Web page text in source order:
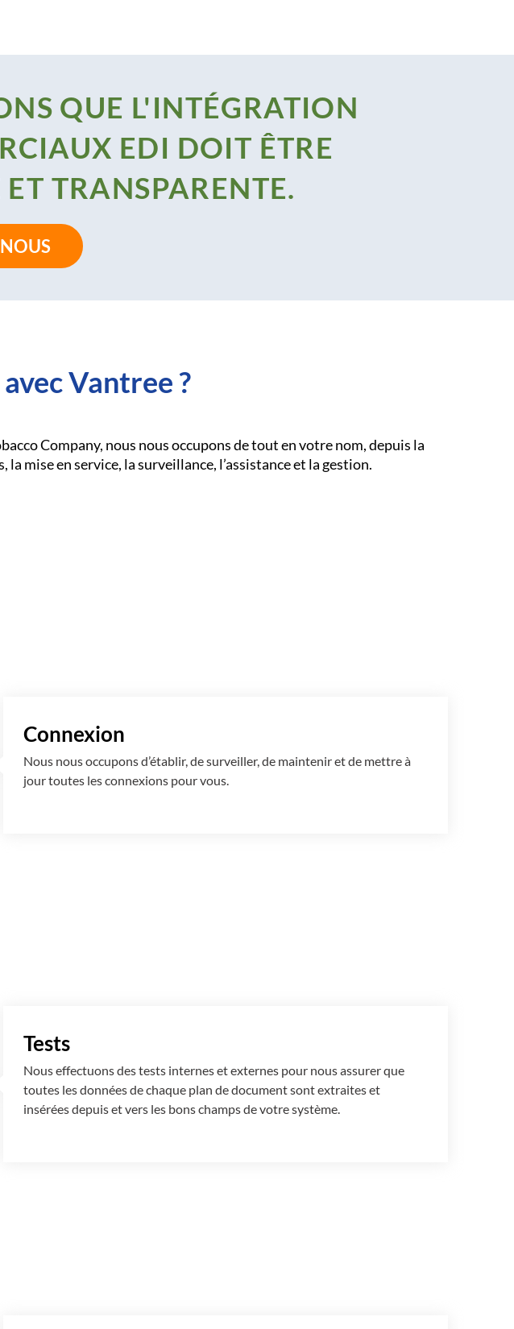
QUE L'INTÉGRATION
EDI DOIT ÊTRE
TRANSPARENTE.
Vantree ?
Company, nous nous occupons de tout en votre nom, depuis la
mise en service, la surveillance, l’assistance et la gestion.
Connexion
Nous nous occupons d’établir, de surveiller, de maintenir et de mettre à
jour toutes les connexions pour vous.
Tests
Nous effectuons des tests internes et externes pour nous assurer que
toutes les données de chaque plan de document sont extraites et
insérées depuis et vers les bons champs de votre système.